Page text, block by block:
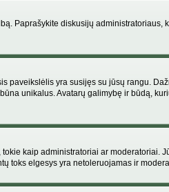
Paprašykite diskusijų
paveikslėlis yra susijęs su jūsų rangu.
unikalus. Avatarų galimybę ir būdą,
kaip administratoriai ar
toks elgesys yra netoleruojamas ir